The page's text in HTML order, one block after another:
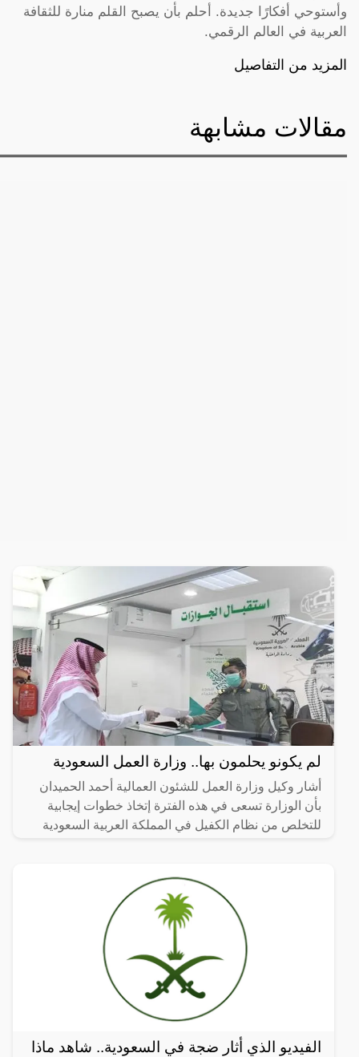
وأستوحي أفكارًا جديدة. أحلم بأن يصبح القلم منارة للثقافة
العربية في العالم الرقمي.
المزيد من التفاصيل
مقالات مشابهة
لم يكونو يحلمون بها.. وزارة العمل السعودية
أشار وكيل وزارة العمل للشئون العمالية أحمد الحميدان
بأن الوزارة تسعى في هذه الفترة إتخاذ خطوات إيجابية
للتخلص من نظام الكفيل في المملكة العربية السعودية
الفيديو الذي أثار ضجة في السعودية.. شاهد ماذا